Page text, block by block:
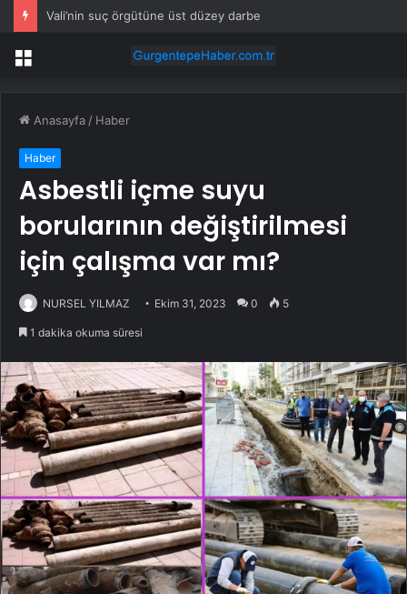
Vali’nin suç örgütüne üst düzey darbe
Menü
Anasayfa / Haber
Haber
Asbestli içme suyu
borularının değiştirilmesi
için çalışma var mı?
NURSEL YILMAZ Ekim 31, 2023 0 5
1 dakika okuma süresi